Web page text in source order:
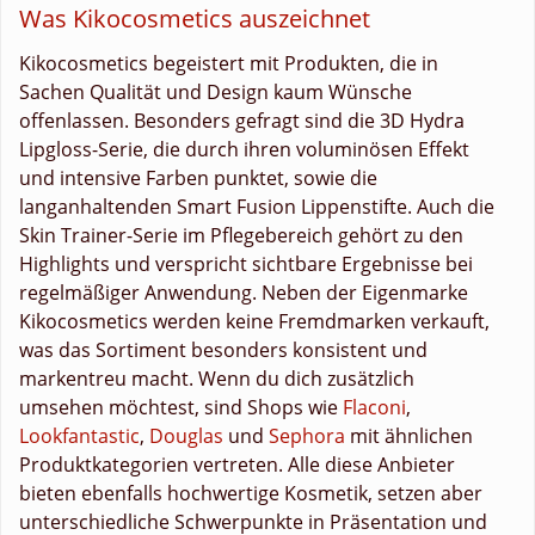
Was Kikocosmetics auszeichnet
Kikocosmetics begeistert mit Produkten, die in
Sachen Qualität und Design kaum Wünsche
offenlassen. Besonders gefragt sind die 3D Hydra
Lipgloss-Serie, die durch ihren voluminösen Effekt
und intensive Farben punktet, sowie die
langanhaltenden Smart Fusion Lippenstifte. Auch die
Skin Trainer-Serie im Pflegebereich gehört zu den
Highlights und verspricht sichtbare Ergebnisse bei
regelmäßiger Anwendung. Neben der Eigenmarke
Kikocosmetics werden keine Fremdmarken verkauft,
was das Sortiment besonders konsistent und
markentreu macht. Wenn du dich zusätzlich
umsehen möchtest, sind Shops wie Flaconi,
Lookfantastic, Douglas und Sephora mit ähnlichen
Produktkategorien vertreten. Alle diese Anbieter
bieten ebenfalls hochwertige Kosmetik, setzen aber
unterschiedliche Schwerpunkte in Präsentation und